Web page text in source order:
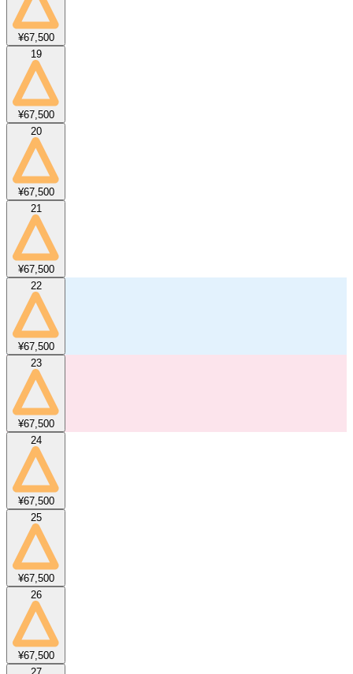
¥67,500
19
¥67,500
20
¥67,500
21
¥67,500
22
¥67,500
23
¥67,500
24
¥67,500
25
¥67,500
26
¥67,500